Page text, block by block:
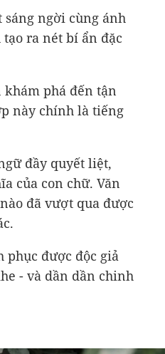
ngời cùng ánh
ra nét bí ẩn đặc
khám phá đến tận
này chính là tiếng
đầy quyết liệt,
của con chữ. Văn
đã vượt qua được
phục được độc giả
- và dần dần chinh